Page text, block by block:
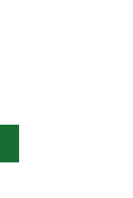
quantity